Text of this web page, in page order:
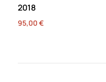
2018
95,00 €